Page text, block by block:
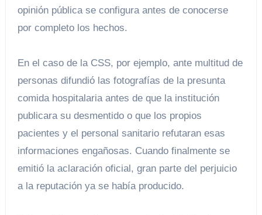
opinión pública se configura antes de conocerse
por completo los hechos.
En el caso de la CSS, por ejemplo, ante multitud de
personas difundió las fotografías de la presunta
comida hospitalaria antes de que la institución
publicara su desmentido o que los propios
pacientes y el personal sanitario refutaran esas
informaciones engañosas. Cuando finalmente se
emitió la aclaración oficial, gran parte del perjuicio
a la reputación ya se había producido.